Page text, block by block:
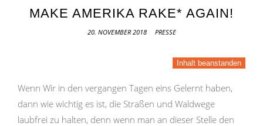
MAKE AMERIKA RAKE* AGAIN!
20. NOVEMBER 2018 PRESSE
Inhalt beanstanden
Wenn Wir in den vergangen Tagen eins Gelernt haben,
dann wie wichtig es ist, die Straßen und Waldwege
laubfrei zu halten, denn wenn man an dieser Stelle den